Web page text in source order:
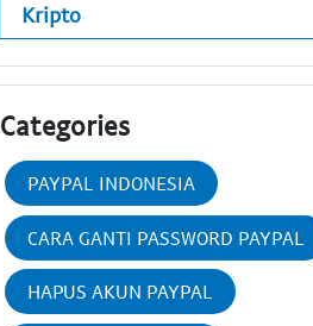
Kripto
Categories
PAYPAL INDONESIA
CARA GANTI PASSWORD PAYPAL
HAPUS AKUN PAYPAL